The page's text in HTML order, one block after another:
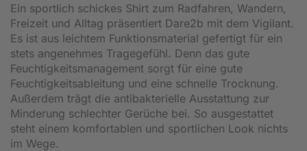
Ein sportlich schickes Shirt zum Radfahren, Wandern,
Freizeit und Alltag präsentiert Dare2b mit dem Vigilant.
Es ist aus leichtem Funktionsmaterial gefertigt für ein
stets angenehmes Tragegefühl. Denn das gute
Feuchtigkeitsmanagement sorgt für eine gute
Feuchtigkeitsableitung und eine schnelle Trocknung.
Außerdem trägt die antibakterielle Ausstattung zur
Minderung schlechter Gerüche bei. So ausgestattet
steht einem komfortablen und sportlichen Look nichts
im Wege.